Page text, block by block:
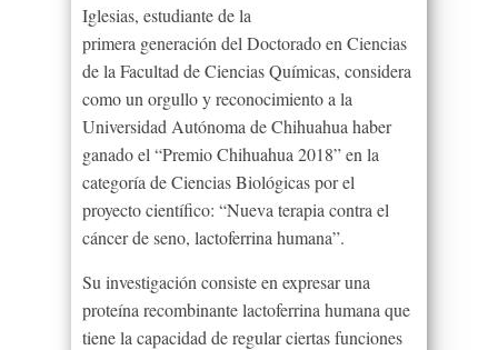
Iglesias, estudiante de la
primera generación del Doctorado en Ciencias
de la Facultad de Ciencias Químicas, considera
como un orgullo y reconocimiento a la
Universidad Autónoma de Chihuahua haber
ganado el “Premio Chihuahua 2018” en la
categoría de Ciencias Biológicas por el
proyecto científico: “Nueva terapia contra el
cáncer de seno, lactoferrina humana”.
Su investigación consiste en expresar una
proteína recombinante lactoferrina humana que
tiene la capacidad de regular ciertas funciones